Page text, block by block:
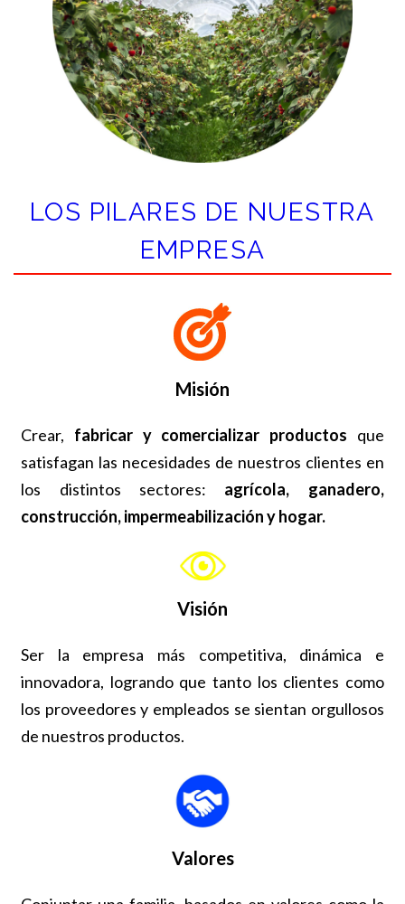
LOS PILARES DE NUESTRA
EMPRESA
Misión
Crear, fabricar y comercializar productos que
satisfagan las necesidades de nuestros clientes en
los distintos sectores: agrícola, ganadero,
construcción, impermeabilización y hogar.
Visión
Ser la empresa más competitiva, dinámica e
innovadora, logrando que tanto los clientes como
los proveedores y empleados se sientan orgullosos
de nuestros productos.
Valores